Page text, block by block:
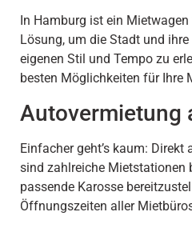
In Hamburg ist ein
Lösung, um die Stadt und
eigenen Stil und Tempo zu
besten Möglichkeiten für Ihre
Autovermietung
Einfacher geht’s kaum:
sind zahlreiche Mietstationen
passende Karosse
Öffnungszeiten aller